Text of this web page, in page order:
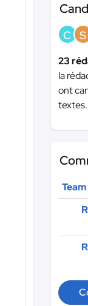
C S
23
la
ont
textes.